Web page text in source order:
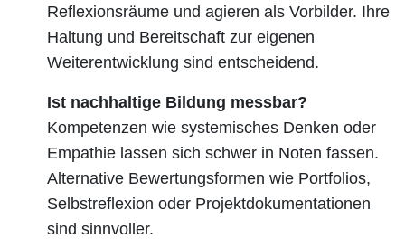
Reflexionsräume und agieren als Vorbilder. Ihre
Haltung und Bereitschaft zur eigenen
Weiterentwicklung sind entscheidend.
Ist nachhaltige Bildung messbar?
Kompetenzen wie systemisches Denken oder
Empathie lassen sich schwer in Noten fassen.
Alternative Bewertungsformen wie Portfolios,
Selbstreflexion oder Projektdokumentationen
sind sinnvoller.